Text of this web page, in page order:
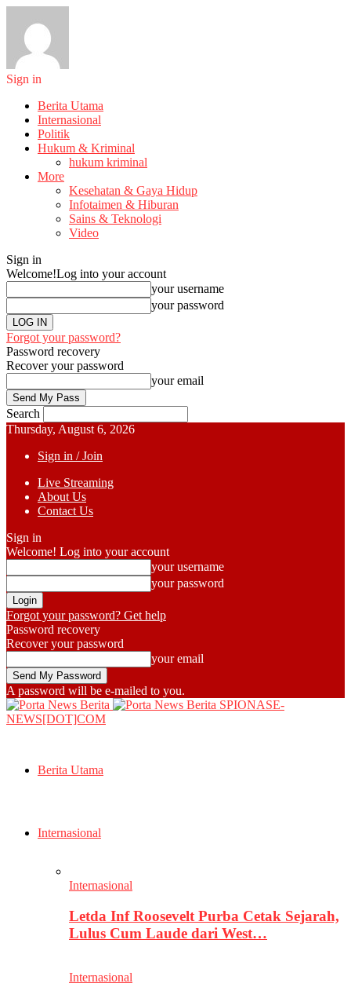
Sign in
Berita Utama
Internasional
Politik
Hukum & Kriminal
hukum kriminal
More
Kesehatan & Gaya Hidup
Infotaimen & Hiburan
Sains & Teknologi
Video
Sign in
Welcome!Log into your account
your username
your password
Forgot your password?
Password recovery
Recover your password
your email
Search
Thursday, August 6, 2026
Sign in / Join
Live Streaming
About Us
Contact Us
Sign in
Welcome! Log into your account
your username
your password
Forgot your password? Get help
Password recovery
Recover your password
your email
A password will be e-mailed to you.
SPIONASE-
NEWS[DOT]COM
Berita Utama
Internasional
Internasional
Letda Inf Roosevelt Purba Cetak Sejarah,
Lulus Cum Laude dari West…
Internasional